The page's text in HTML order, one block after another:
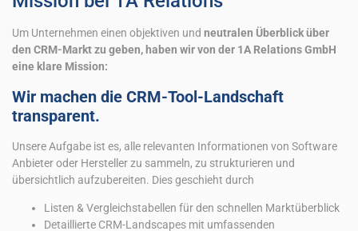
Um Unternehmen einen objektiven und neutralen Überblick über
den CRM-Markt zu geben, haben wir von der 1A Relations GmbH
eine klare Mission:
Wir machen die CRM-Tool-Landschaft
transparent.
Unsere Aufgabe ist es, alle relevanten Informationen von Software
Anbieter oder Hersteller zu sammeln, zu strukturieren und
übersichtlich aufzubereiten. Dies geschieht durch
Listen & Vergleichstabellen für den schnellen Marktüberblick
Detaillierte CRM-Landscapes mit umfassenden